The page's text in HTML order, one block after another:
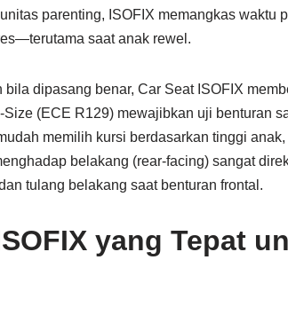
parenting, ISOFIX memangkas waktu
saat anak rewel.
dipasang benar, Car Seat ISOFIX
(ECE R129) mewajibkan uji benturan
memilih kursi berdasarkan tinggi
belakang (rear-facing) sangat
tulang belakang saat benturan frontal.
yang Tepat